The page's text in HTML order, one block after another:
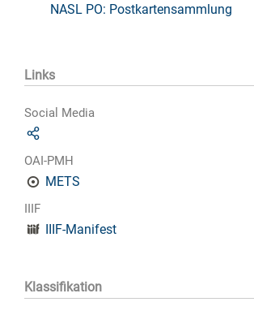
NASL PO: Postkartensammlung
Links
Social Media
OAI-PMH
METS
IIIF
IIIF-Manifest
Klassifikation